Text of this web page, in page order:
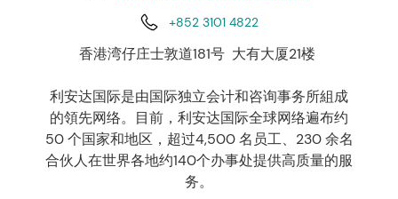
+852 3101 4822
香港湾仔庄士敦道181号 大有大厦21楼
利安达国际是由国际独立会计和咨询事务所組成
的領先网络。目前，利安达国际全球网络遍布约
50 个国家和地区，超过4,500 名员工、230 余名
合伙人在世界各地约140个办事处提供高质量的服
务。